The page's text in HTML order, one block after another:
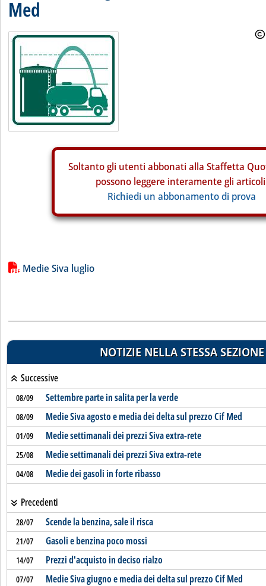
Med
Soltanto gli utenti abbonati alla Staffetta
possono leggere interamente gli
Richiedi un abbonamento di prova
Lista allegati PDF alla notizia
Medie Siva luglio
NOTIZIE NELLA STESSA SEZIONE
Successive
08/09 Settembre parte in salita per la verde
08/09 Medie Siva agosto e media dei delta sul prezzo Cif Med
01/09 Medie settimanali dei prezzi Siva extra-rete
25/08 Medie settimanali dei prezzi Siva extra-rete
04/08 Medie dei gasoli in forte ribasso
Precedenti
28/07 Scende la benzina, sale il risca
21/07 Gasoli e benzina poco mossi
14/07 Prezzi d'acquisto in deciso rialzo
07/07 Medie Siva giugno e media dei delta sul prezzo Cif Med